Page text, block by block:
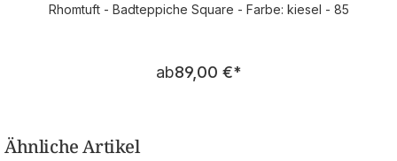
Rhomtuft - Badteppiche Square - Farbe: kiesel - 85
Regulärer Preis:
ab89,00 €*
Ähnliche Artikel